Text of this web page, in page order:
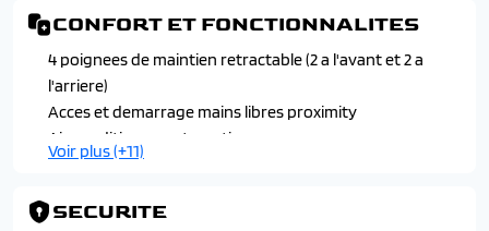
CONFORT ET FONCTIONNALITES
4 poignees de maintien retractable (2 a l'avant et 2 a
l'arriere)
Acces et demarrage mains libres proximity
Air conditionne automatique monozone
Banquette rabattable 1/3 - 2/3
electrique, 1 prise usb-c, 1 pris usb-a pour les passagers
Voir plus (+11)
SECURITE